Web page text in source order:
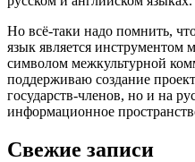
Но всё-таки надо помнить,
язык является
символом межкультурной
поддерживаю создание
государств-членов, но и на
информационное
Свежие записи